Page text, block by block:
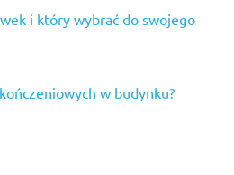
i który wybrać do swojego
w budynku?